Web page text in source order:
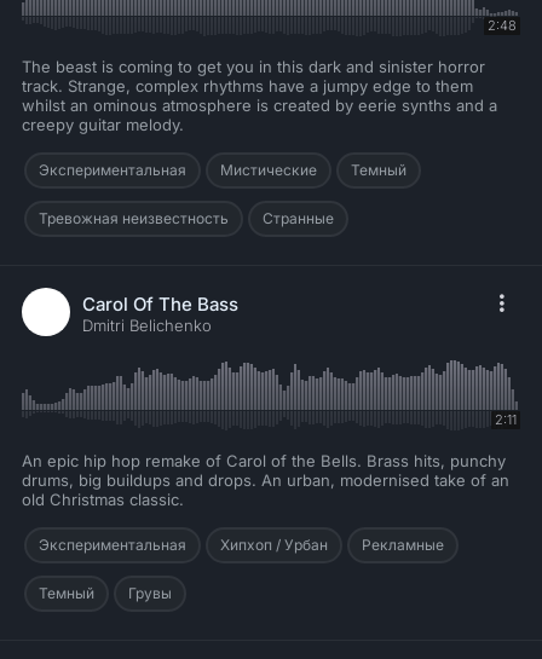
2:48
The beast is coming to get you in this dark and sinister horror
track. Strange, complex rhythms have a jumpy edge to them
whilst an ominous atmosphere is created by eerie synths and a
creepy guitar melody.
Экспериментальная Мистические Темный
Тревожная неизвестность Странные
Carol Of The Bass
Dmitri Belichenko
2:11
An epic hip hop remake of Carol of the Bells. Brass hits, punchy
drums, big buildups and drops. An urban, modernised take of an
old Christmas classic.
Экспериментальная Хипхоп / Урбан Рекламные
Темный Грувы